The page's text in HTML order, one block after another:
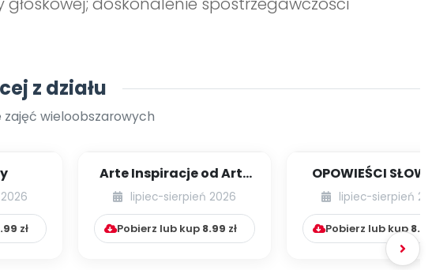
z działu
zajęć wieloobszarowych
zł
Arte Inspiracje od Art-
Teacherka [cz. 1]
lipiec-sierpień 2026
Pobierz lub kup 8.99 zł
OPOWIEŚCI
RUCHOWE NA
lipiec-sierpień
Pobierz lub kup